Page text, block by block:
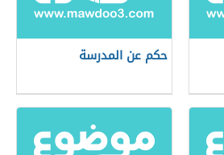
حكم عن المدرسة